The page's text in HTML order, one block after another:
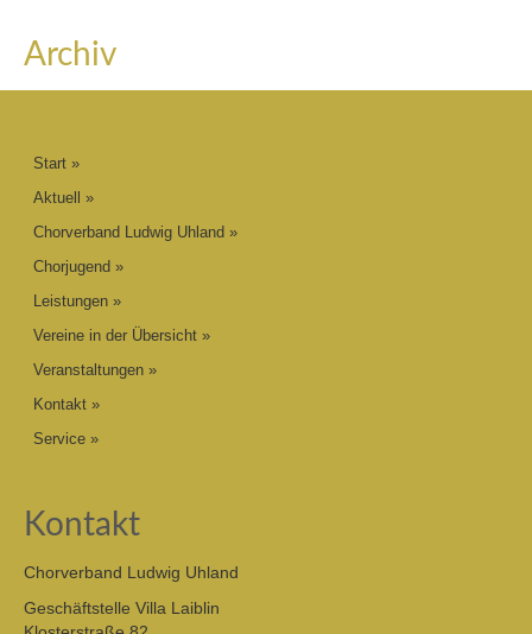
Archiv
Start
Aktuell
Chorverband Ludwig Uhland
Chorjugend
Leistungen
Vereine in der Übersicht
Veranstaltungen
Kontakt
Service
Kontakt
Chorverband Ludwig Uhland
Geschäftstelle Villa Laiblin